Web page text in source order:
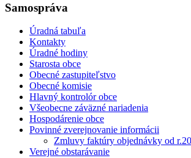
Samospráva
Úradná tabuľa
Kontakty
Úradné hodiny
Starosta obce
Obecné zastupiteľstvo
Obecné komisie
Hlavný kontrolór obce
Všeobecne záväzné nariadenia
Hospodárenie obce
Povinné zverejnovanie informácii
Zmluvy faktúry objednávky od
Verejné obstarávanie